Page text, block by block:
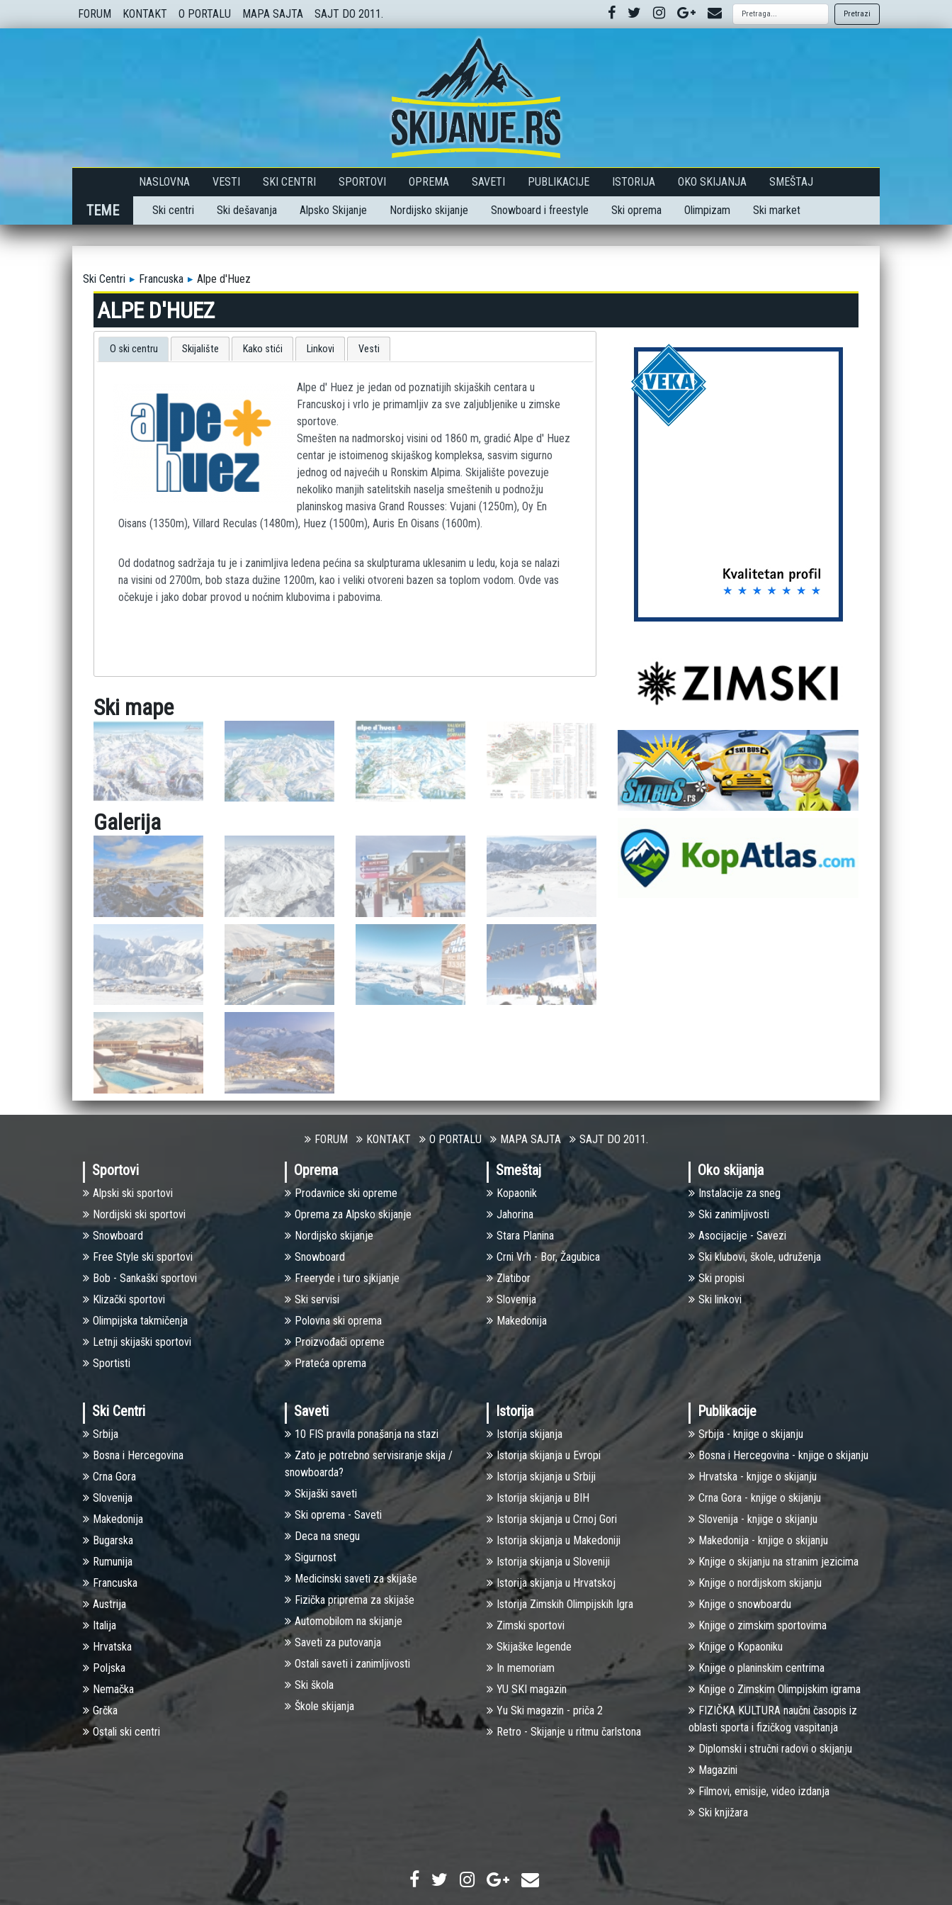
FORUM KONTAKT O PORTALU MAPA SAJTA SAJT DO 2011. Pretrazi
NASLOVNA VESTI SKI CENTRI SPORTOVI OPREMA SAVETI PUBLIKACIJE ISTORIJA OKO SKIJANJA SMEŠTAJ
TEME Ski centri Ski dešavanja Alpsko Skijanje Nordijsko skijanje Snowboard i freestyle Ski oprema Olimpizam Ski market
Ski Centri Francuska Alpe d'Huez
ALPE D'HUEZ
O ski centru Skijalište Kako stići Linkovi Vesti
Alpe d' Huez je jedan od poznatijih skijaških centara u
Francuskoj i vrlo je primamljiv za sve zaljubljenike u zimske
sportove.
Smešten na nadmorskoj visini od 1860 m, gradić Alpe d' Huez
centar je istoimenog skijaškog kompleksa, sasvim sigurno
jednog od najvećih u Ronskim Alpima. Skijalište povezuje
nekoliko manjih satelitskih naselja smeštenih u podnožju
planinskog masiva Grand Rousses: Vujani (1250m), Oy En
Oisans (1350m), Villard Reculas (1480m), Huez (1500m), Auris En Oisans (1600m).
Od dodatnog sadržaja tu je i zanimljiva ledena pećina sa skulpturama uklesanim u ledu, koja se nalazi
na visini od 2700m, bob staza dužine 1200m, kao i veliki otvoreni bazen sa toplom vodom. Ovde vas
očekuje i jako dobar provod u noćnim klubovima i pabovima.
Ski mape
Galerija
FORUM KONTAKT O PORTALU MAPA SAJTA SAJT DO 2011.
Sportovi
Alpski ski sportovi
Nоrdijski ski sportovi
Snowboard
Free Style ski sportovi
Bob - Sankaški sportovi
Klizački sportovi
Olimpijska takmičenja
Letnji skijaški sportovi
Sportisti
Oprema
Prodavnice ski opreme
Oprema za Alpsko skijanje
Nordijsko skijanje
Snowboard
Freeryde i turo sjkijanje
Ski servisi
Polovna ski oprema
Proizvođači opreme
Prateća oprema
Smeštaj
Kopaonik
Jahorina
Stara Planina
Crni Vrh - Bor, Žagubica
Zlatibor
Slovenija
Makedonija
Oko skijanja
Instalacije za sneg
Ski zanimljivosti
Asocijacije - Savezi
Ski klubovi, škole, udruženja
Ski propisi
Ski linkovi
Ski Centri
Srbija
Bosna i Hercegovina
Crna Gora
Slovenija
Makedonija
Bugarska
Rumunija
Francuska
Austrija
Italija
Hrvatska
Poljska
Nemačka
Grčka
Ostali ski centri
Saveti
10 FIS pravila ponašanja na stazi
Zato je potrebno servisiranje skija /
snowboarda?
Skijaški saveti
Ski oprema - Saveti
Deca na snegu
Sigurnost
Medicinski saveti za skijaše
Fizička priprema za skijaše
Automobilom na skijanje
Saveti za putovanja
Ostali saveti i zanimljivosti
Ski škola
Škole skijanja
Istorija
Istorija skijanja
Istorija skijanja u Evropi
Istorija skijanja u Srbiji
Istorija skijanja u BIH
Istorija skijanja u Crnoj Gori
Istorija skijanja u Makedoniji
Istorija skijanja u Sloveniji
Istorija skijanja u Hrvatskoj
Istorija Zimskih Olimpijskih Igra
Zimski sportovi
Skijaške legende
In memoriam
YU SKI magazin
Yu Ski magazin - priča 2
Retro - Skijanje u ritmu čarlstona
Publikacije
Srbija - knjige o skijanju
Bosna i Hercegovina - knjige o skijanju
Hrvatska - knjige o skijanju
Crna Gora - knjige o skijanju
Slovenija - knjige o skijanju
Makedonija - knjige o skijanju
Knjige o skijanju na stranim jezicima
Knjige o nordijskom skijanju
Knjige o snowboardu
Knjige o zimskim sportovima
Knjige o Kopaoniku
Knjige o planinskim centrima
Knjige o Zimskim Olimpijskim igrama
FIZIČKA KULTURA naučni časopis iz
oblasti sporta i fizičkog vaspitanja
Diplomski i stručni radovi o skijanju
Magazini
Filmovi, emisije, video izdanja
Ski knjižara